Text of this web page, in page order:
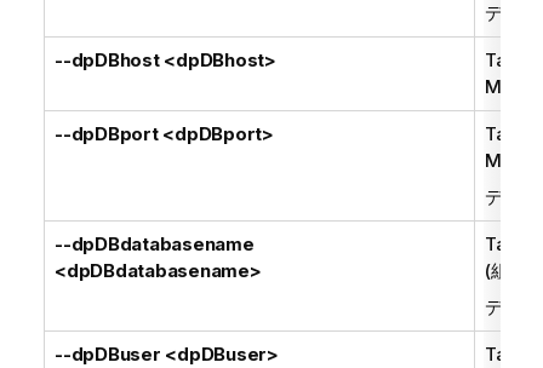
デフ
--dpDBhost <dpDBhost>
--dpDBport <dpDBport>
デフ
--dpDBdatabasename
<dpDBdatabasename>
(組み
デフ
--dpDBuser <dpDBuser>